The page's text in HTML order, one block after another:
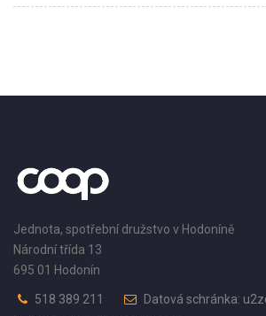
Jednota, spotřební družstvo v Hodoníně
Národní třída 13
695 01 Hodonín
518 389 211
Datová schránka: